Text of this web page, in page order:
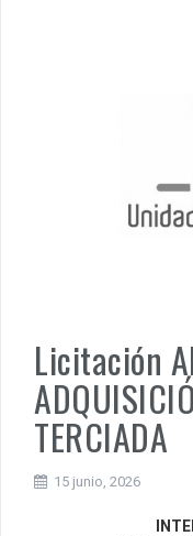
Licitación
TERCIADA
15 junio, 2026